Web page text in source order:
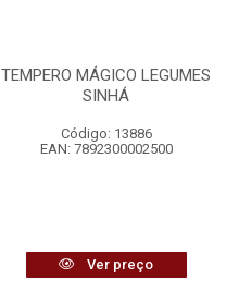
TEMPERO MÁGICO LEGUMES
SINHÁ
Código: 13886
EAN: 7892300002500
Ver preço